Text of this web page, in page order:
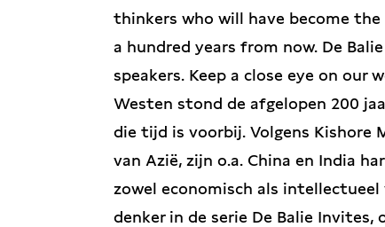
thinkers who will have become
a hundred years from now. De
speakers. Keep a close eye on
Westen stond de afgelopen 200
die tijd is voorbij. Volgens Kishore
van Azië, zijn o.a. China en India
zowel economisch als intellectueel
denker in de serie De Balie